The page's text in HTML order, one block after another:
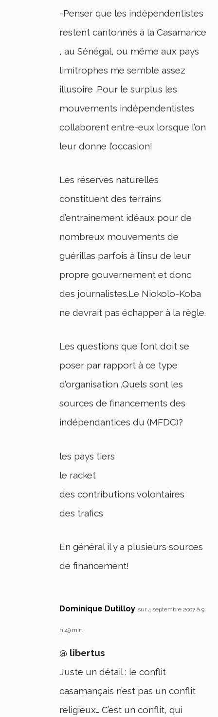
-Penser que les indépendentistes
restent cantonnés à la Casamance
, au Sénégal, ou même aux pays
limitrophes me semble assez
illusoire .Pour le surplus les
mouvements indépendentistes
collaborent entre-eux lorsque l’on
leur donne l’occasion!
Les réserves naturelles
constituent des terrains
d’entrainement idéaux pour de
nombreux mouvements de
guérillas parfois à l’insu de leur
propre gouvernement et donc
des journalistes.Le Niokolo-Koba
ne devrait pas échapper à la règle.
Les questions que l’ont doit se
poser par rapport à ce type
d’organisation .Quels sont les
sources de financements des
indépendantices du (MFDC)?
les pays tiers
le racket
des contributions volontaires
des trafics
En général il y a plusieurs sources
de financement!
Dominique Dutilloy sur 4 septembre 2007 à 9
h 49 min
@ libertus
Juste un détail : le conflit
casamançais n’est pas un conflit
religieux… C’est un conflit, qui